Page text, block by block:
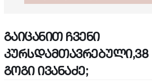
გაიცანით ჩვენი
გოგი ივანაძე;